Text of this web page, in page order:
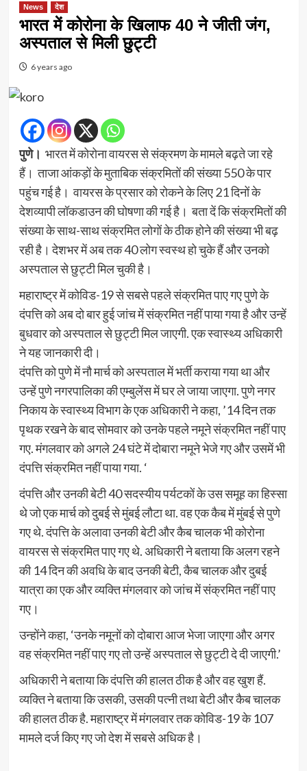
News देश
भारत में कोरोना के खिलाफ 40 ने जीती जंग,
अस्पताल से मिली छुट्टी
6 years ago
पुणे। भारत में कोरोना वायरस से संक्रमण के मामले बढ़ते जा रहे
हैं। ताजा आंकड़ों के मुताबिक संक्रमितों की संख्या 550 के पार
पहुंच गई है। वायरस के प्रसार को रोकने के लिए 21 दिनों के
देशव्यापी लॉकडाउन की घोषणा की गई है। बता दें कि संक्रमितों की
संख्या के साथ-साथ संक्रमित लोगों के ठीक होने की संख्या भी बढ़
रही है। देशभर में अब तक 40 लोग स्वस्थ हो चुके हैं और उनको
अस्पताल से छुट्टी मिल चुकी है।
महाराष्ट्र में कोविड-19 से सबसे पहले संक्रमित पाए गए पुणे के
दंपत्ति को अब दो बार हुई जांच में संक्रमित नहीं पाया गया है और उन्हें
बुधवार को अस्पताल से छुट्टी मिल जाएगी. एक स्वास्थ्य अधिकारी
ने यह जानकारी दी।
दंपत्ति को पुणे में नौ मार्च को अस्पताल में भर्ती कराया गया था और
उन्हें पुणे नगरपालिका की एम्बुलेंस में घर ले जाया जाएगा. पुणे नगर
निकाय के स्वास्थ्य विभाग के एक अधिकारी ने कहा, ’14 दिन तक
पृथक रखने के बाद सोमवार को उनके पहले नमूने संक्रमित नहीं पाए
गए. मंगलवार को अगले 24 घंटे में दोबारा नमूने भेजे गए और उसमें भी
दंपत्ति संक्रमित नहीं पाया गया. ‘
दंपत्ति और उनकी बेटी 40 सदस्यीय पर्यटकों के उस समूह का हिस्सा
थे जो एक मार्च को दुबई से मुंबई लौटा था. वह एक कैब में मुंबई से पुणे
गए थे. दंपत्ति के अलावा उनकी बेटी और कैब चालक भी कोरोना
वायरस से संक्रमित पाए गए थे. अधिकारी ने बताया कि अलग रहने
की 14 दिन की अवधि के बाद उनकी बेटी, कैब चालक और दुबई
यात्रा का एक और व्यक्ति मंगलवार को जांच में संक्रमित नहीं पाए
गए।
उन्होंने कहा, ‘उनके नमूनों को दोबारा आज भेजा जाएगा और अगर
वह संक्रमित नहीं पाए गए तो उन्हें अस्पताल से छुट्टी दे दी जाएगी.’
अधिकारी ने बताया कि दंपत्ति की हालत ठीक है और वह खुश हैं.
व्यक्ति ने बताया कि उसकी, उसकी पत्नी तथा बेटी और कैब चालक
की हालत ठीक है. महाराष्ट्र में मंगलवार तक कोविड-19 के 107
मामले दर्ज किए गए जो देश में सबसे अधिक है।